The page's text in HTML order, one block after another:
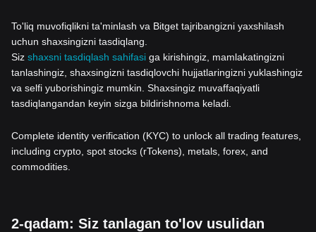
To'liq muvofiqlikni ta'minlash va Bitget tajribangizni yaxshilash
uchun shaxsingizni tasdiqlang.
Siz shaxsni tasdiqlash sahifasi ga kirishingiz, mamlakatingizni
tanlashingiz, shaxsingizni tasdiqlovchi hujjatlaringizni yuklashingiz
va selfi yuborishingiz mumkin. Shaxsingiz muvaffaqiyatli
tasdiqlangandan keyin sizga bildirishnoma keladi.
Complete identity verification (KYC) to unlock all trading features,
including crypto, spot stocks (rTokens), metals, forex, and
commodities.
2-qadam: Siz tanlagan to'lov usulidan